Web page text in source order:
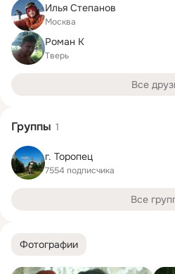
Фотографии
Илья Степанов
Москва
Роман К
Тверь
Все
Группы 1
г. Торопец
7554 подписчика
Все